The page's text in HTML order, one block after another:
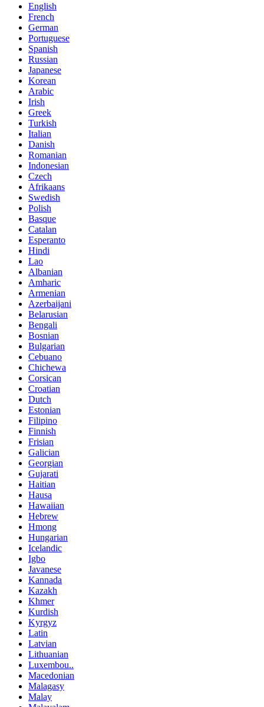
English
French
German
Portuguese
Spanish
Russian
Japanese
Korean
Arabic
Irish
Greek
Turkish
Italian
Danish
Romanian
Indonesian
Czech
Afrikaans
Swedish
Polish
Basque
Catalan
Esperanto
Hindi
Lao
Albanian
Amharic
Armenian
Azerbaijani
Belarusian
Bengali
Bosnian
Bulgarian
Cebuano
Chichewa
Corsican
Croatian
Dutch
Estonian
Filipino
Finnish
Frisian
Galician
Georgian
Gujarati
Haitian
Hausa
Hawaiian
Hebrew
Hmong
Hungarian
Icelandic
Igbo
Javanese
Kannada
Kazakh
Khmer
Kurdish
Kyrgyz
Latin
Latvian
Lithuanian
Luxembou..
Macedonian
Malagasy
Malay